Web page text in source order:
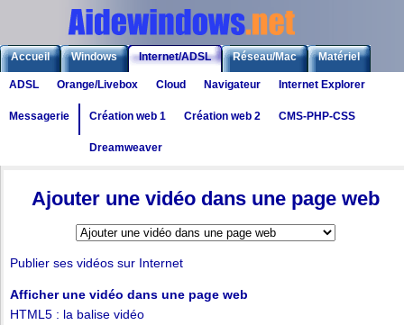
Accueil Windows Internet/ADSL Réseau/Mac Matériel
Logiciels Liens Jeux
ADSL Orange/Livebox Cloud Navigateur Internet Explorer
Messagerie Création web 1 Création web 2 CMS-PHP-CSS
Dreamweaver
Ajouter une vidéo dans une page web
Publier ses vidéos sur Internet
Afficher une vidéo dans une page web
HTML5 : la balise vidéo